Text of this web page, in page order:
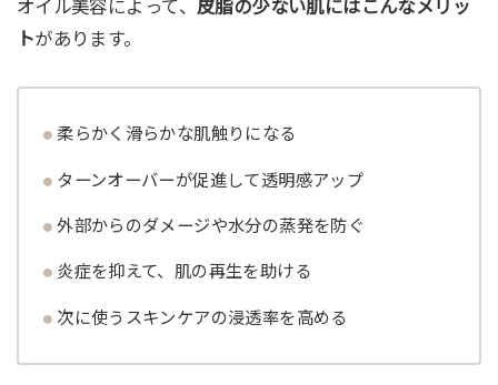
オイル美容によって、 皮脂の少ない肌にはこんなメリッ
トがあります。
柔らかく滑らかな肌触りになる
ターンオーバーが促進して透明感アップ
外部からのダメージや水分の蒸発を防ぐ
炎症を抑えて、肌の再生を助ける
次に使うスキンケアの浸透率を高める